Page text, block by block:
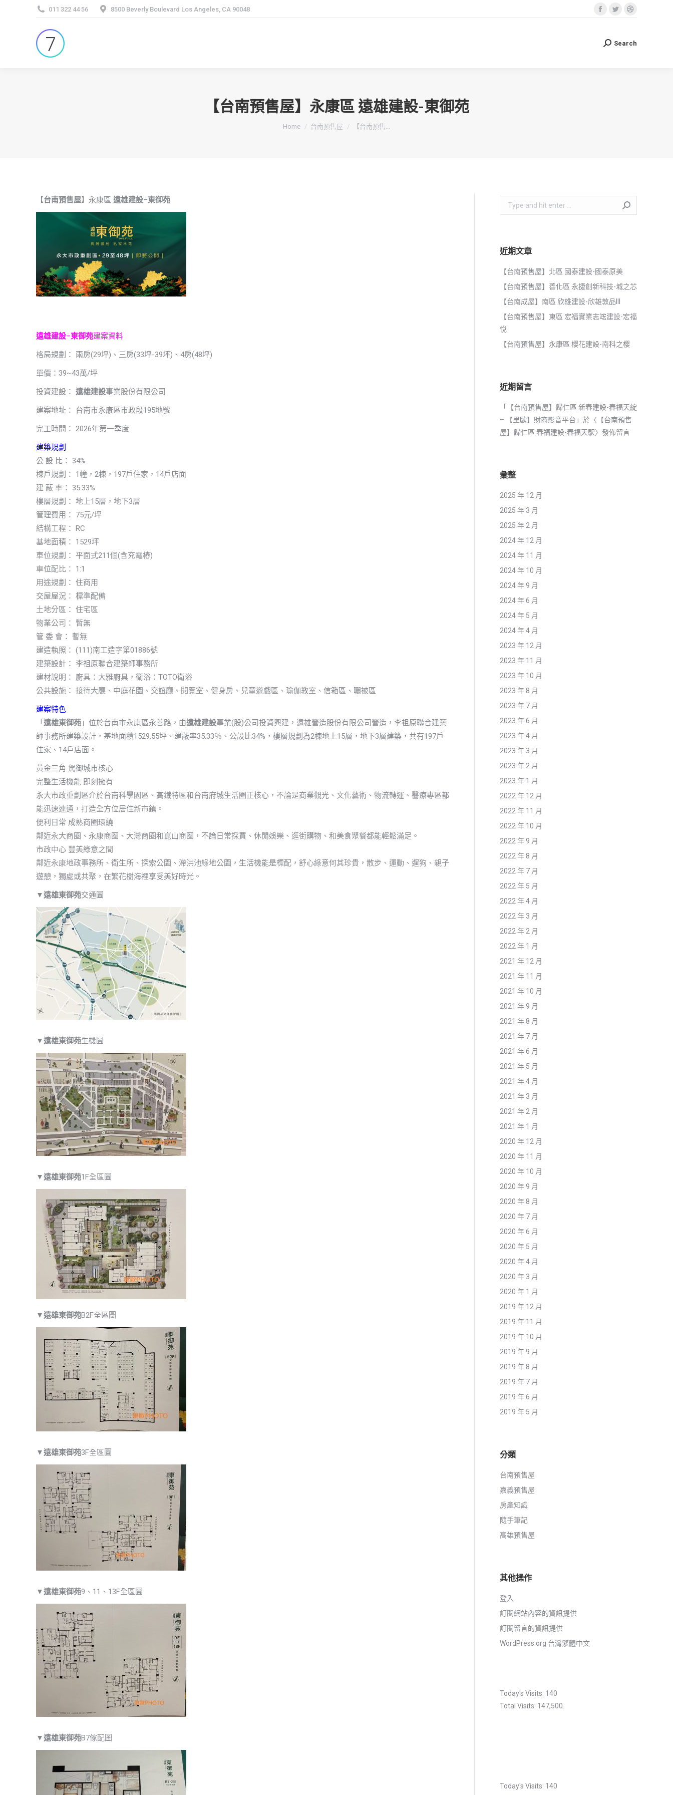
011 322 44 56 8500 Beverly Boulevard Los Angeles, CA 90048
Facebook
opens
Twitter
opens
Dribbble
opens
Search:
Search
【台南預售屋】永康區 遠雄建設-東御苑
You are here:
Home 台南預售屋 【台南預售...
【台南預售屋】永康區 遠雄建設–東御苑
遠雄建設–東御苑建案資料
格局規劃： 兩房(29坪)、三房(33坪-39坪)、4房(48坪)
單價：39~43萬/坪
投資建設： 遠雄建設事業股份有限公司
建案地址： 台南市永康區市政段195地號
完工時間： 2026年第一季度
建築規劃
公 設 比： 34%
棟戶規劃： 1幢，2棟，197戶住家，14戶店面
建 蔽 率： 35.33%
樓層規劃： 地上15層，地下3層
管理費用： 75元/坪
結構工程： RC
基地面積： 1529坪
車位規劃： 平面式211個(含充電樁)
車位配比： 1:1
用途規劃： 住商用
交屋屋況： 標準配備
土地分區： 住宅區
物業公司： 暫無
管 委 會： 暫無
建造執照： (111)南工造字第01886號
建築設計： 李祖原聯合建築師事務所
建材說明： 廚具：大雅廚具，衛浴：TOTO衛浴
公共設施： 接待大廳、中庭花園、交誼廳、閱覽室、健身房、兒童遊戲區、瑜伽教室、信箱區、曬被區
建案特色
「 遠雄東御苑 」位於台南市永康區永善路，由遠雄建設事業(股)公司投資興建，遠雄營造股份有限公司營造，李祖原聯合建築
師事務所建築設計，基地面積1529.55坪、建蔽率35.33％、公設比34%，樓層規劃為2棟地上15層，地下3層建築，共有197戶
住家、14戶店面。
黃金三角 駕御城市核心
完整生活機能 即刻擁有
永大市政重劃區介於台南科學園區、高鐵特區和台南府城生活圈正核心，不論是商業觀光、文化藝術、物流轉運、醫療專區都
能迅速連通，打造全方位居住新市鎮。
便利日常 成熟商圈環繞
鄰近永大商圈、永康商圈、大灣商圈和崑山商圈，不論日常採買、休閒娛樂、逛街購物、和美食聚餐都能輕鬆滿足。
市政中心 豐美綠意之間
鄰近永康地政事務所、衛生所、探索公園、滯洪池綠地公園，生活機能是標配，舒心綠意何其珍貴，散步、運動、遛狗、親子
遊憩，獨處或共聚，在繁花樹海裡享受美好時光。
▼遠雄東御苑交通圖
▼遠雄東御苑生機圖
▼遠雄東御苑1F全區圖
▼遠雄東御苑B2F全區圖
▼遠雄東御苑3F全區圖
▼遠雄東御苑9、11、13F全區圖
▼遠雄東御苑B7傢配圖
Search:
近期文章
【台南預售屋】北區 國泰建設-國泰原美
【台南預售屋】善化區 永捷創新科技-城之芯
【台南成屋】南區 欣雄建設-欣雄敦品III
【台南預售屋】東區 宏福實業志竤建設-宏福
悅
【台南預售屋】永康區 櫻花建設-南科之櫻
近期留言
「
【台南預售屋】歸仁區 新春建設-春福天綻
– 【里歐】財商影音平台 」於〈 【台南預售
屋】歸仁區 春福建設-春福天駅〉發佈留言
彙整
2025 年 12 月
2025 年 3 月
2025 年 2 月
2024 年 12 月
2024 年 11 月
2024 年 10 月
2024 年 9 月
2024 年 6 月
2024 年 5 月
2024 年 4 月
2023 年 12 月
2023 年 11 月
2023 年 10 月
2023 年 8 月
2023 年 7 月
2023 年 6 月
2023 年 4 月
2023 年 3 月
2023 年 2 月
2023 年 1 月
2022 年 12 月
2022 年 11 月
2022 年 10 月
2022 年 9 月
2022 年 8 月
2022 年 7 月
2022 年 5 月
2022 年 4 月
2022 年 3 月
2022 年 2 月
2022 年 1 月
2021 年 12 月
2021 年 11 月
2021 年 10 月
2021 年 9 月
2021 年 8 月
2021 年 7 月
2021 年 6 月
2021 年 5 月
2021 年 4 月
2021 年 3 月
2021 年 2 月
2021 年 1 月
2020 年 12 月
2020 年 11 月
2020 年 10 月
2020 年 9 月
2020 年 8 月
2020 年 7 月
2020 年 6 月
2020 年 5 月
2020 年 4 月
2020 年 3 月
2020 年 1 月
2019 年 12 月
2019 年 11 月
2019 年 10 月
2019 年 9 月
2019 年 8 月
2019 年 7 月
2019 年 6 月
2019 年 5 月
分類
台南預售屋
嘉義預售屋
房產知識
隨手筆記
高雄預售屋
其他操作
登入
訂閱網站內容的資訊提供
訂閱留言的資訊提供
WordPress.org 台灣繁體中文
Today's Visits: 140
Total Visits: 147,500
Today's Visits: 140
Search:
Search